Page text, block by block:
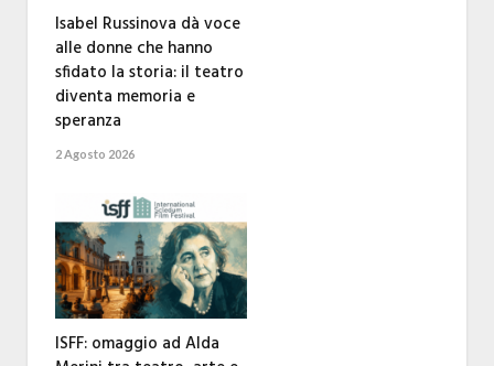
Isabel Russinova dà voce
alle donne che hanno
sfidato la storia: il teatro
diventa memoria e
speranza
2 Agosto 2026
ISFF: omaggio ad Alda